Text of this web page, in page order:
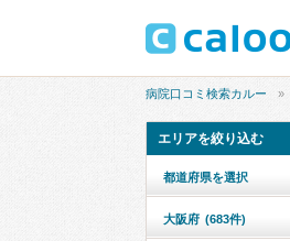
病院口コミ検索カルー
エリアを絞り込む
都道府県を選択
大阪府 (683件)